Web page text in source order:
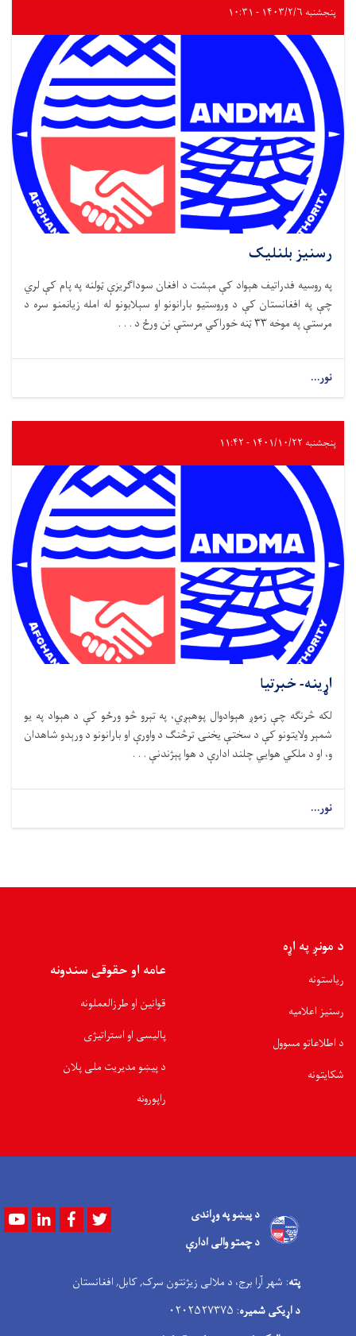
پنجشنبه ۱۴۰۳/۲/۶ - ۱۰:۳۱
رسنیز بلنلیک
په روسیه فدراتیف هېواد کې مېشت د افغان سوداګریزې ټولنه په پام کې لري
چې په افغانستان کې د وروستیو بارانونو او سېلابونو له امله زیانمنو سره د
مرستې په موخه ۳۳ ټنه خوراکي مرستې نن ورځ د . . .
نور...
پنجشنبه ۱۴۰۱/۱۰/۲۲ - ۱۱:۴۲
اړینه- خبرتیا
لکه څرنګه چې زموږ هېوادوال پوهېږي، په تېرو څو ورځو کې د هېواد په یو
شمېر ولایتونو کې د سختې یخنۍ ترڅنګ د واورې او بارانونو د ورېدو شاهدان
و، او د ملکي هوايي چلند ادارې د هوا پېژندنې . . .
نور...
د مونږ په اړه
ریاستونه
رسنیز اعلامیه
د اطلاعاتو مسوول
شکایتونه
عامه او حقوقی سندونه
قوانین او طرزالعملونه
پالیسی او استراتیژی
د پیښو مدیریت ملی پلان
راپورونه
د پیښو په وړاندی
د چمتو والی ادارې
YoutubeLinkedInFacebook
پته: شهر آرا برج، د ملالی زیژنتون سرک, کابل, افغانستان
د اړیکی شمیره: ۰۲۰۲۵۲۷۳۷۵